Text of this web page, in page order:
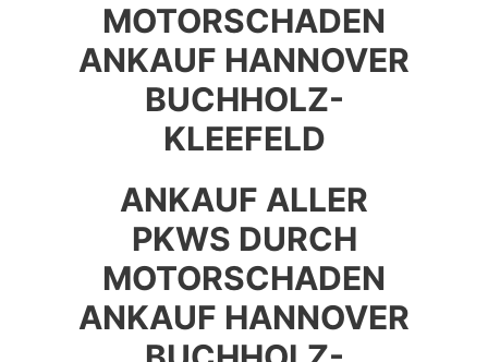
MOTORSCHADEN
ANKAUF HANNOVER
BUCHHOLZ-
KLEEFELD
ANKAUF ALLER
PKWS DURCH
MOTORSCHADEN
ANKAUF HANNOVER